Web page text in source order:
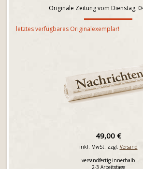
Originale Zeitung vom Dienstag,
letztes verfügbares Originalexemplar!
49,00 €
inkl. MwSt. zzgl. Versand
versandfertig innerhalb
2-3 Arbeitstage